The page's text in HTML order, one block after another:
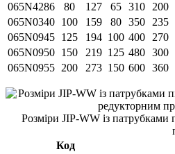
065N4286
80 127 65 310 200
065N0340 100 159 80 350 235
065N0945 125 194 100 400 270
065N0950 150 219 125 480 300
065N0955 200 273 150 600 360
Розміри JIP-WW із
Код